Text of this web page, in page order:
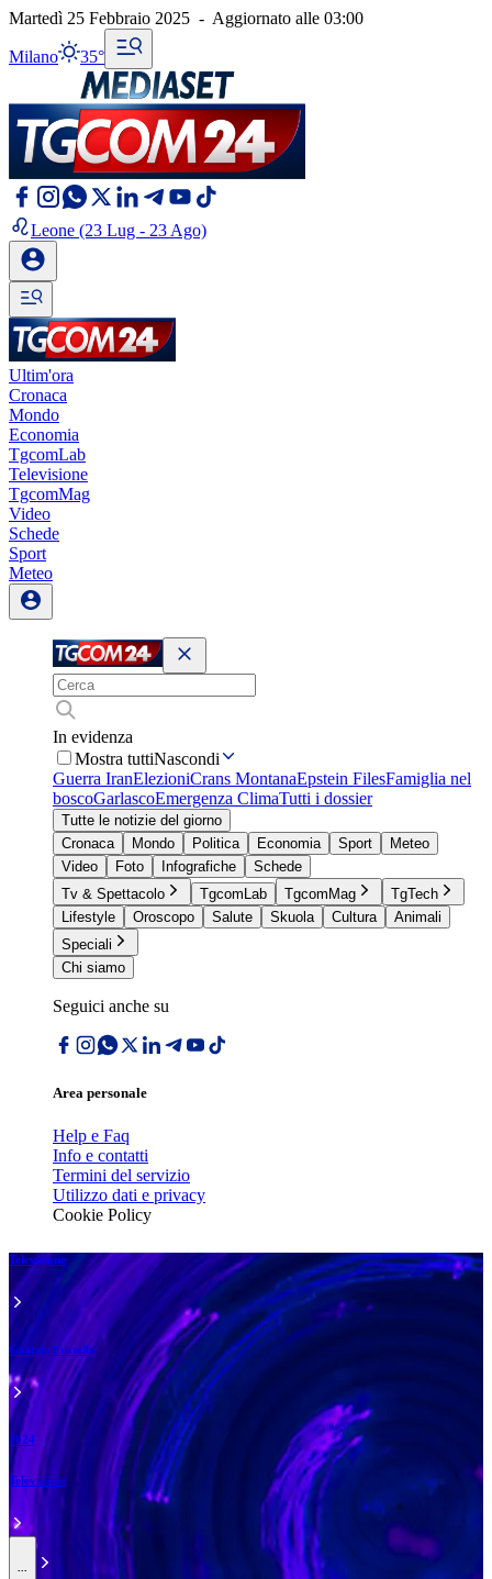
Martedì 25 Febbraio 2025 - Aggiornato alle 03:00
Milano 35°
Leone (23 Lug - 23 Ago)
Ultim'ora
Cronaca
Mondo
Economia
TgcomLab
Televisione
TgcomMag
Video
Schede
Sport
Meteo
In evidenza
Mostra tuttiNascondi
Guerra IranElezioniCrans MontanaEpstein FilesFamiglia nel
boscoGarlascoEmergenza ClimaTutti i dossier
Tutte le notizie del giorno
Cronaca
Mondo Politica Economia Sport
Meteo
Video
Foto Infografiche
Schede
Tv & Spettacolo
TgcomLab TgcomMag
TgTech
Lifestyle
Oroscopo Salute Skuola Cultura
Animali
Speciali
Chi siamo
Seguici anche su
Area personale
Help e Faq
Info e contatti
Termini del servizio
Utilizzo dati e privacy
Cookie Policy
Televisione
Grande Fratello
2024
Televisione